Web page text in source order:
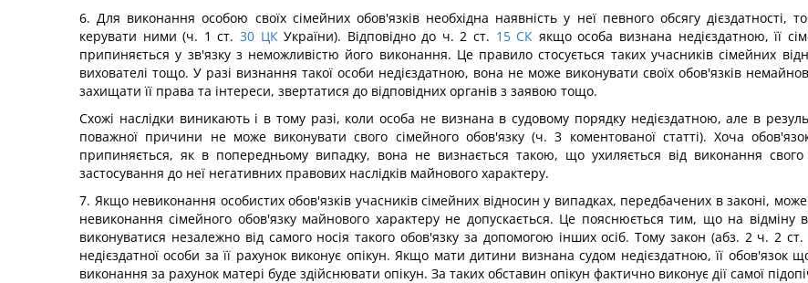
6. Для виконання особою своїх сімейних обов'язків необхідна наявність у неї певного обсягу дієздатності,
керувати ними (ч. 1 ст. 30 ЦКУкраїни). Відповідно до ч. 2 ст. 15 СК якщо особа визнана недієздатною, її
припиняється у зв'язку з неможливістю його виконання. Це правило стосується таких учасників сімейних
вихователі тощо. У разі визнання такої особи недієздатною, вона не може виконувати своїх обов'язків
захищати її права та інтереси, звертатися до відповідних органів з заявою тощо.
Схожі наслідки виникають і в тому разі, коли особа не визнана в судовому порядку недієздатною, але в
поважної причини не може виконувати свого сімейного обов'язку (ч. 3 коментованої статті). Хоча
припиняється, як в попередньому випадку, вона не визнається такою, що ухиляється від виконання
застосування до неї негативних правових наслідків майнового характеру.
7. Якщо невиконання особистих обов'язків учасників сімейних відносин у випадках, передбачених в законі,
невиконання сімейного обов'язку майнового характеру не допускається. Це пояснюється тим, що на відміну
виконуватися незалежно від самого носія такого обов'язку за допомогою інших осіб. Тому закон (абз. 2 ч. 2 ст.
недієздатної особи за її рахунок виконує опікун. Якщо мати дитини визнана судом недієздатною, її
виконання за рахунок матері буде здійснювати опікун. За таких обставин опікун фактично виконує дії самої